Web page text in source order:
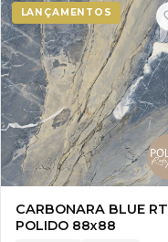
LANÇAMENTOS
CARBONARA BLUE RT
POLIDO 88x88